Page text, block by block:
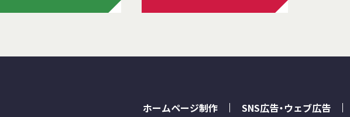
ホームページ制作 SNS広告・ウェブ広告